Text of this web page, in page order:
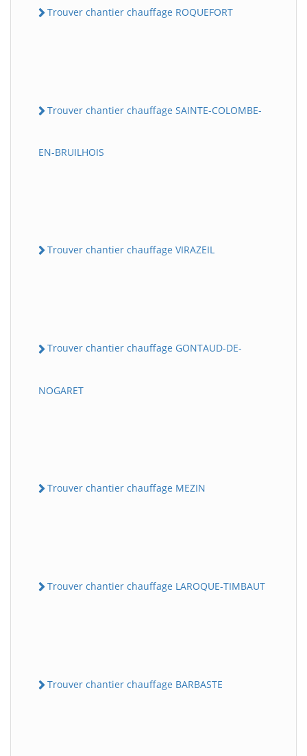
Trouver chantier chauffage ROQUEFORT
Trouver chantier chauffage SAINTE-COLOMBE-
EN-BRUILHOIS
Trouver chantier chauffage VIRAZEIL
Trouver chantier chauffage GONTAUD-DE-
NOGARET
Trouver chantier chauffage MEZIN
Trouver chantier chauffage LAROQUE-TIMBAUT
Trouver chantier chauffage BARBASTE